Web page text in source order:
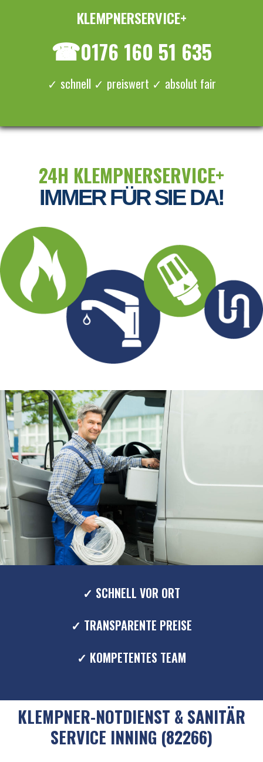
KLEMPNERSERVICE+
☎0176 160 51 635
✓ schnell ✓ preiswert ✓ absolut fair
24H KLEMPNERSERVICE+
IMMER FÜR SIE DA!
✓ SCHNELL VOR ORT
✓ TRANSPARENTE PREISE
✓ KOMPETENTES TEAM
KLEMPNER-NOTDIENST & SANITÄR
SERVICE INNING (82266)